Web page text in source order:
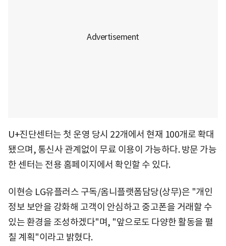
U+진단센터는 첫 운영 당시 22개에서 현재 100개로 확대
됐으며, 통신사 관계없이 무료 이용이 가능하다. 방문 가능
한 센터는 전용 홈페이지에서 확인할 수 있다.
이현승 LG유플러스 구독/옴니플랫폼담당(상무)은 "개인
정보 보안을 강화해 고객이 안심하고 중고폰을 거래할 수
있는 환경을 조성하겠다"며, "앞으로도 다양한 활동을 펼
칠 계획"이라고 밝혔다.